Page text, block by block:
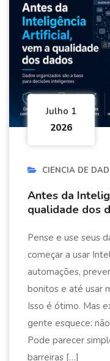
Julho 1
2026
CIENCIA DE
Antes da
qualidade dos
Pense e use seus
começar a usar
automações,
bonitos e até usar
Isso é ótimo. Mas
gente esquece:
Pode parecer
barreiras […]